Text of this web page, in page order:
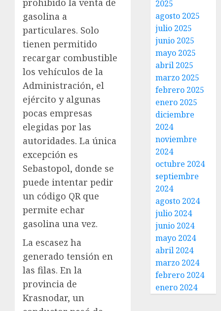
prohibido la venta de
gasolina a
particulares. Solo
tienen permitido
recargar combustible
los vehículos de la
Administración, el
ejército y algunas
pocas empresas
elegidas por las
autoridades. La única
excepción es
Sebastopol, donde se
puede intentar pedir
un código QR que
permite echar
gasolina una vez.
La escasez ha
generado tensión en
las filas. En la
provincia de
Krasnodar, un
2025
agosto 2025
julio 2025
junio 2025
mayo 2025
abril 2025
marzo 2025
febrero 2025
enero 2025
diciembre
2024
noviembre
2024
octubre 2024
septiembre
2024
agosto 2024
julio 2024
junio 2024
mayo 2024
abril 2024
marzo 2024
febrero 2024
enero 2024